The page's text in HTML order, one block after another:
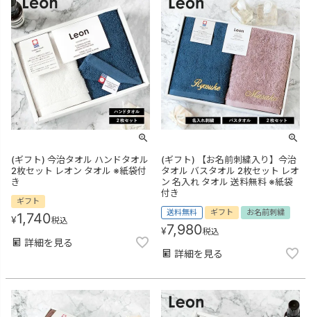
(ギフト) 今治タオル ハンドタオル
2枚セット レオン タオル ※紙袋付
き
ギフト
¥1,740税込
詳細を見る
(ギフト) 【お名前刺繍入り】今治
タオル バスタオル 2枚セット レオ
ン 名入れ タオル 送料無料 ※紙袋
付き
送料無料 ギフト お名前刺繍
¥7,980税込
詳細を見る